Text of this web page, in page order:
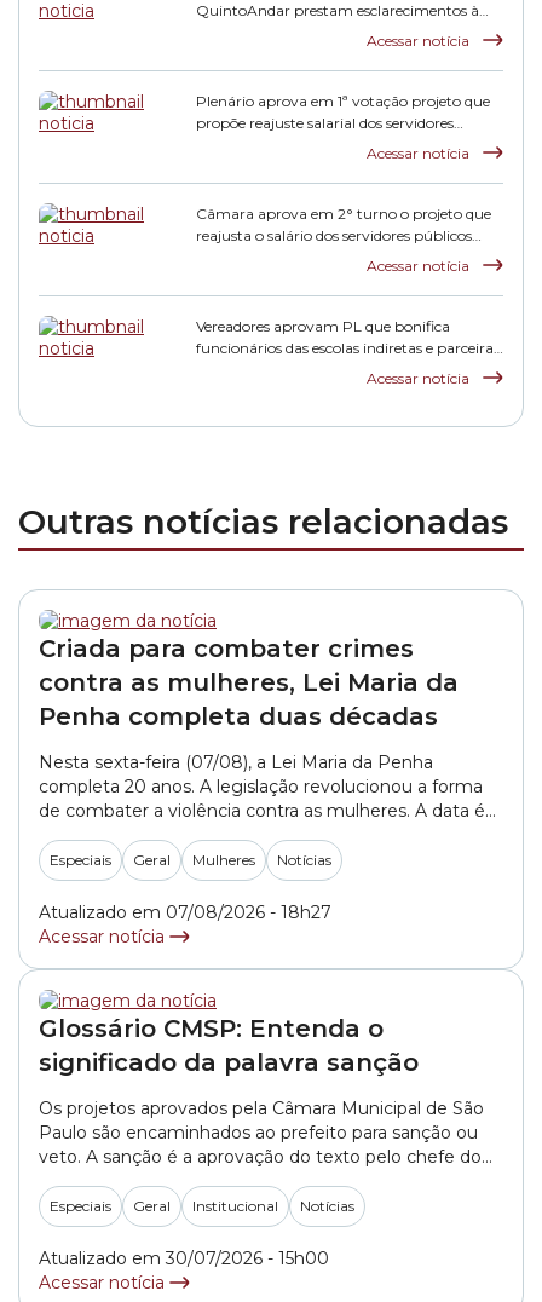
QuintoAndar prestam esclarecimentos à
Acessar notícia
Plenário aprova em 1ª votação projeto que
propõe reajuste salarial dos servidores
Acessar notícia
Câmara aprova em 2° turno o projeto que
reajusta o salário dos servidores públicos
Acessar notícia
Vereadores aprovam PL que bonifica
funcionários das escolas indiretas e parceiras
Acessar notícia
Outras notícias relacionadas
Criada para combater crimes
contra as mulheres, Lei Maria da
Penha completa duas décadas
Nesta sexta-feira (07/08), a Lei Maria da Penha
completa 20 anos. A legislação revolucionou a forma
de combater a violência contra as mulheres. A data é
considerada um marco histórico na forma como esses
crimes de gênero são punidos na nossa sociedade.
Assista à reportagem de Elys Marina para a Rede
Câmara SP:
Especiais Geral Mulheres Notícias
Atualizado em 07/08/2026 - 18h27
Acessar notícia
Glossário CMSP: Entenda o
significado da palavra sanção
Os projetos aprovados pela Câmara Municipal de São
Paulo são encaminhados ao prefeito para sanção ou
veto. A sanção é a aprovação do texto pelo chefe do
Executivo. Depois dessa etapa, a proposta segue para
os procedimentos finais necessários para se tornar lei.
Antes de seguir para a apreciação do prefeito, o
projeto deve tramitar... »
Especiais Geral Institucional Notícias
Atualizado em 30/07/2026 - 15h00
Acessar notícia